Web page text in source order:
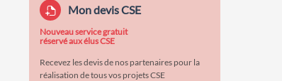
Mon devis CSE
Nouveau service gratuit
réservé aux élus CSE
Recevez les devis de nos partenaires pour la
réalisation de tous vos projets CSE